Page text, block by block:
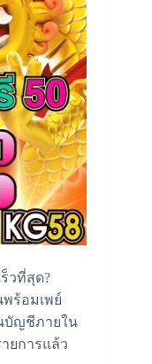
วที่สุด?
ร้อมเพย์
นบัญชีภายใน
ยการแล้ว